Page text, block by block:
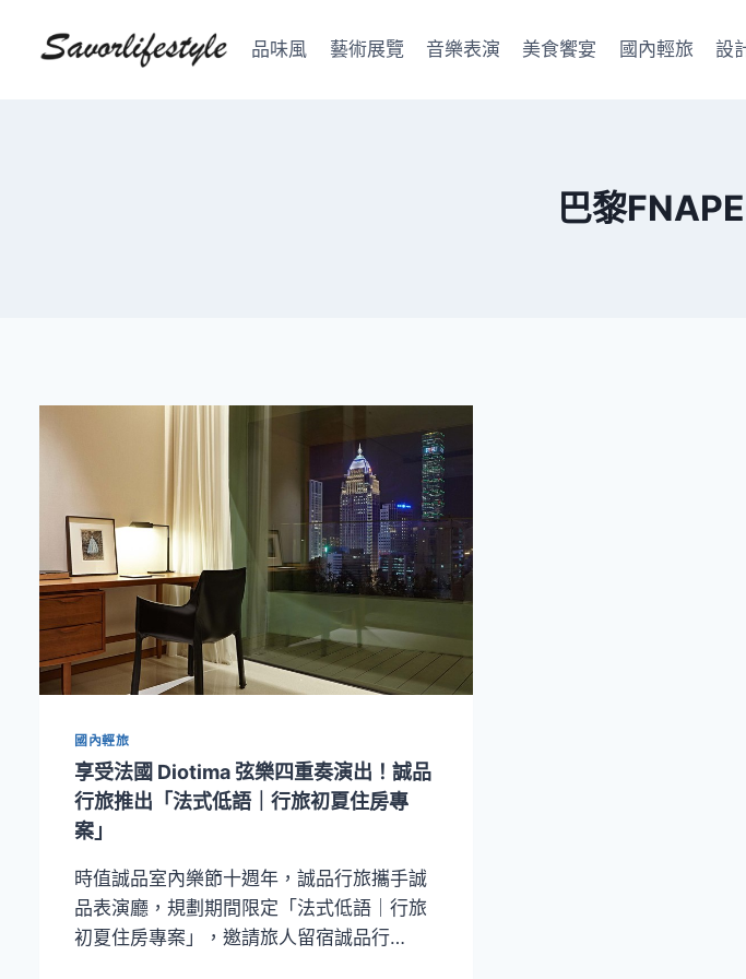
品味風 藝術展覽 音樂表演 美食饗宴 國內輕旅 設
巴黎
國內輕旅
享受法國 Diotima 弦樂四重奏演出！誠品
行旅推出「法式低語｜行旅初夏住房專
案」
時值誠品室內樂節十週年，誠品行旅攜手誠
品表演廳，規劃期間限定「法式低語｜行旅
初夏住房專案」，邀請旅人留宿誠品行…